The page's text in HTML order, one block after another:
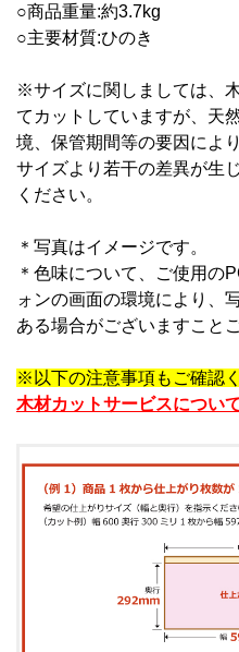
○商品重量:約3.7kg
○主要材質:ひのき
※サイズに関しましては、
てカットしていますが、天
境、保管期間等の要因によ
サイズより若干の差異が生
ください。
＊写真はイメージです。
＊ 色味について、ご使用の
ォンの画面の環境により、
ある場合がございますこと
※以下の注意事項もご確認
木材カットサービスについ